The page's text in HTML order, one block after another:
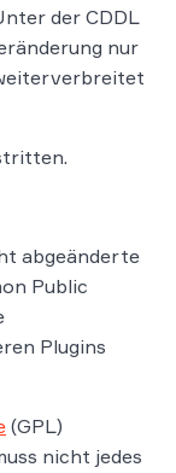
der CDDL
nur
abgeänderte
Public
Plugins
(GPL)
nicht jedes